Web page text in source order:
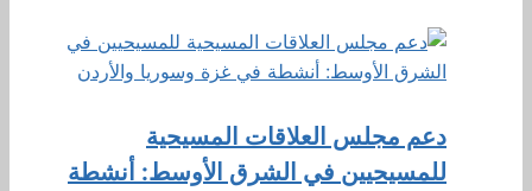
دعم مجلس العلاقات المسيحية
للمسيحيين في الشرق الأوسط: أنشطة